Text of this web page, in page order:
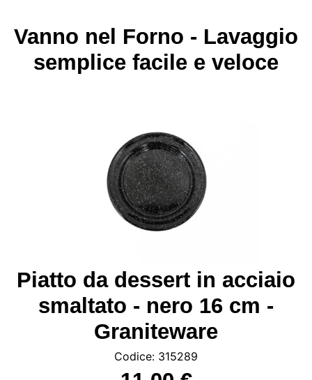
Vanno nel Forno - Lavaggio
semplice facile e veloce
Piatto da dessert in acciaio
smaltato - nero 16 cm -
Graniteware
Codice: 315289